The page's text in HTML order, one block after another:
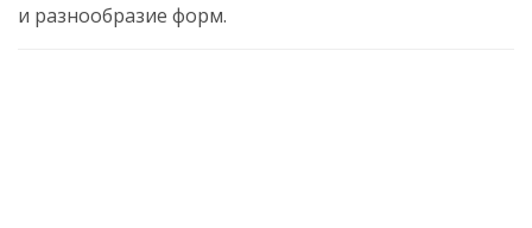
и разнообразие форм.